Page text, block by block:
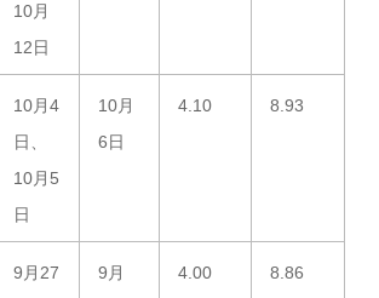
10月
12日
10月4
日、
10月5
日
10月
6日
4.10 8.93
9月27
9月
4.00 8.86